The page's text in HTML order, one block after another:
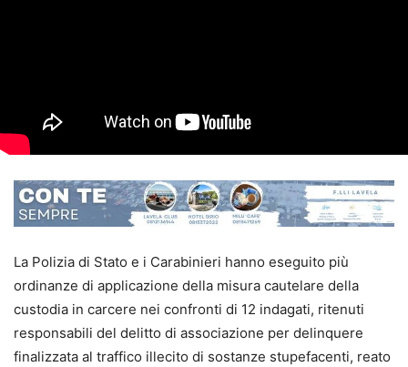
La Polizia di Stato e i Carabinieri hanno eseguito più
ordinanze di applicazione della misura cautelare della
custodia in carcere nei confronti di 12 indagati, ritenuti
responsabili del delitto di associazione per delinquere
finalizzata al traffico illecito di sostanze stupefacenti, reato